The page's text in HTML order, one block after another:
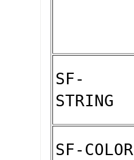
SF-
STRING
SF-COLOR